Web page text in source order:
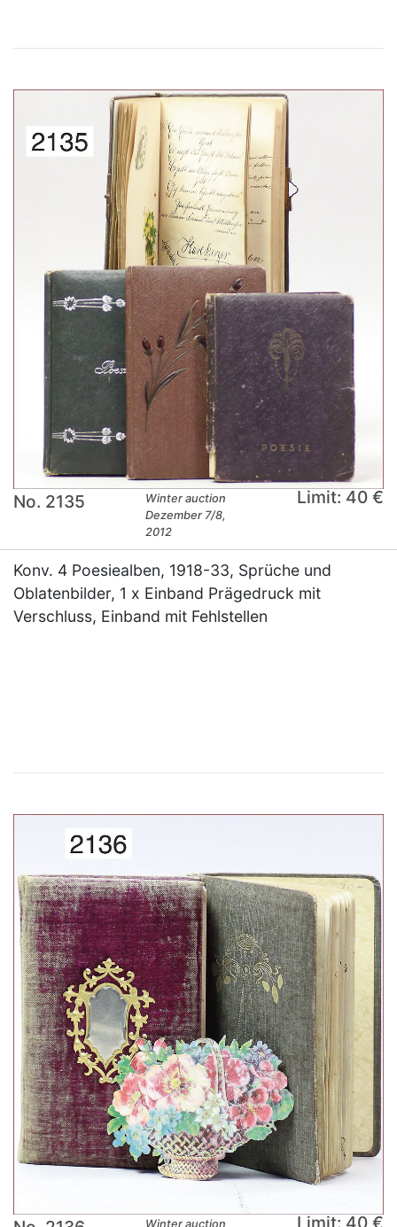
No. 2135
Winter auction
Dezember 7/8,
2012
Limit: 40 €
Konv. 4 Poesiealben, 1918-33, Sprüche und
Oblatenbilder, 1 x Einband Prägedruck mit
Verschluss, Einband mit Fehlstellen
Winter auction